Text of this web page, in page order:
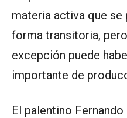
materia activa que
forma transitoria,
excepción puede
importante de
El palentino